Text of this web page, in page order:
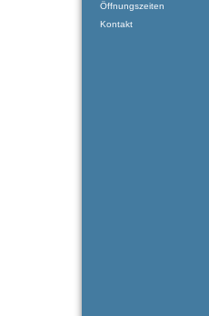
Öffnungszeiten
Kontakt